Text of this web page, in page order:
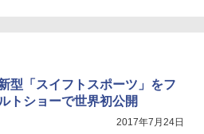
型「スイフトスポーツ」をフ
トショーで世界初公開
2017年7月24日